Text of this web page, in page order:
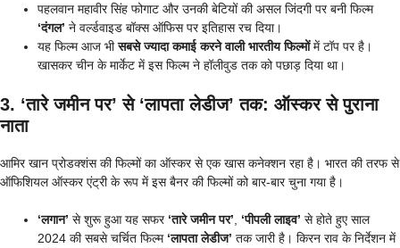
पहलवान महावीर सिंह फोगाट और उनकी बेटियों की असल जिंदगी पर बनी फिल्म
‘दंगल’ ने वर्ल्डवाइड बॉक्स ऑफिस पर इतिहास रच दिया।
यह फिल्म आज भीसबसे ज्यादा कमाई करने वाली भारतीय फिल्मोंमें टॉप पर है।
खासकर चीन के मार्केट में इस फिल्म ने हॉलीवुड तक को पछाड़ दिया था।
3. ‘तारे जमीन पर’ से ‘लापता लेडीज’ तक: ऑस्कर से पुराना
नाता
आमिर खान प्रोडक्शंस की फिल्मों का ऑस्कर से एक खास कनेक्शन रहा है। भारत की तरफ से
ऑफिशियल ऑस्कर एंट्री के रूप में इस बैनर की फिल्मों को बार-बार चुना गया है।
‘लगान’ से शुरू हुआ यह सफर ‘तारे जमीन पर’ ‘पीपली लाइव’ से होते हुए साल
2024 की सबसे चर्चित फिल्म ‘लापता लेडीज’ तक जारी है। किरन राव के निर्देशन में